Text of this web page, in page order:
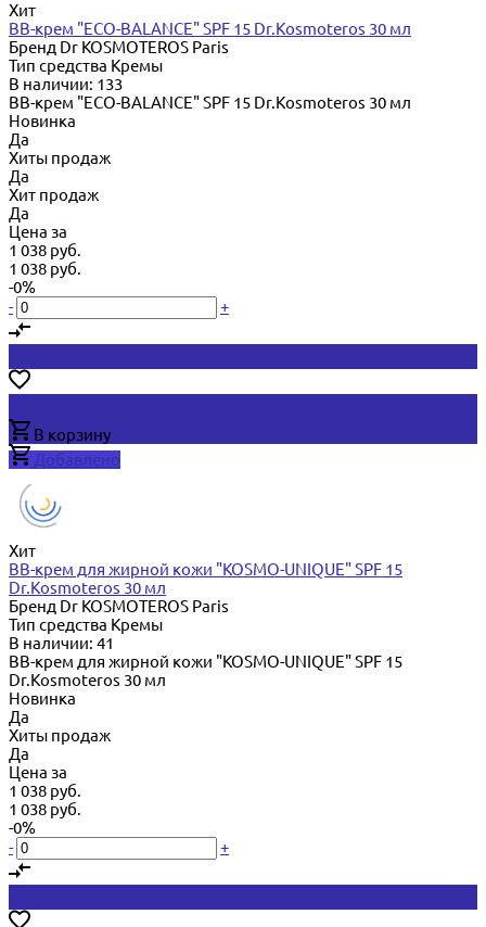
Хит
BB-крем "ECO-BALANCE" SPF 15 Dr.Kosmoteros 30 мл
Бренд Dr KOSMOTEROS Paris
Тип средства Кремы
В наличии: 133
BB-крем "ECO-BALANCE" SPF 15 Dr.Kosmoteros 30 мл
Новинка
Да
Хиты продаж
Да
Хит продаж
Да
Цена за
1 038 руб.
1 038 руб.
-0%
-
+
В корзину
Добавлено
Хит
BB-крем для жирной кожи "KOSMO-UNIQUE" SPF 15
Dr.Kosmoteros 30 мл
Бренд Dr KOSMOTEROS Paris
Тип средства Кремы
В наличии: 41
BB-крем для жирной кожи "KOSMO-UNIQUE" SPF 15
Dr.Kosmoteros 30 мл
Новинка
Да
Хиты продаж
Да
Цена за
1 038 руб.
1 038 руб.
-0%
-
+